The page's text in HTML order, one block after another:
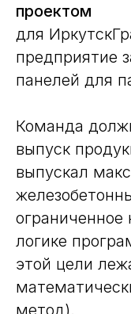
проектом
для
предприятие
панелей для
Команда
выпуск
выпускал
ограниченное
логике
этой цели
метод).